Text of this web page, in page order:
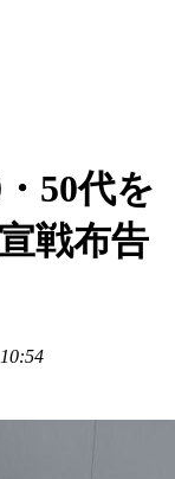
50代を
戦布告